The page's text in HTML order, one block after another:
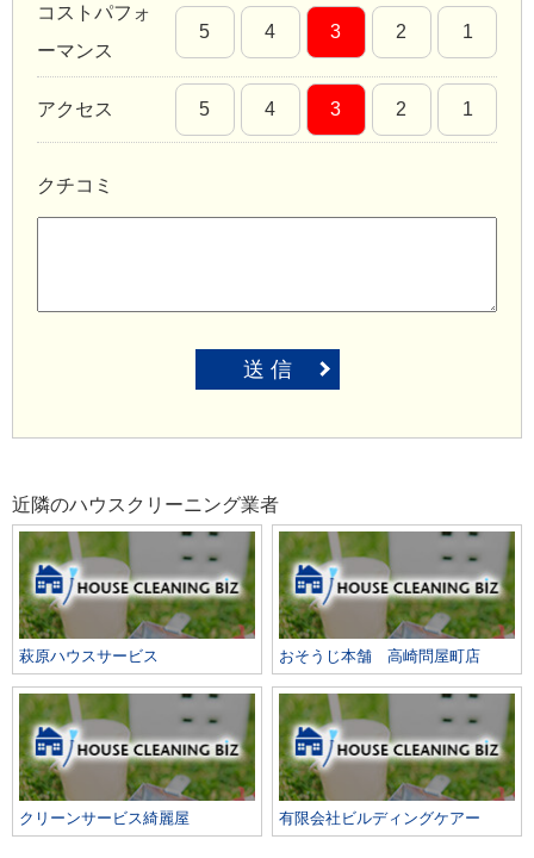
コストパフォ
ーマンス
5 4 3 2 1
アクセス 5 4 3 2 1
クチコミ
送 信
近隣のハウスクリーニング業者
萩原ハウスサービス おそうじ本舗 高崎問屋町店
クリーンサービス綺麗屋 有限会社ビルディングケアー